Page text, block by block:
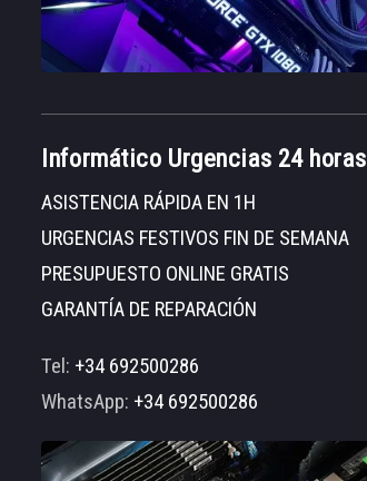
Informático Urgencias 24 horas
ASISTENCIA RÁPIDA EN 1H
URGENCIAS FESTIVOS FIN DE SEMANA
PRESUPUESTO ONLINE GRATIS
GARANTÍA DE REPARACIÓN
Tel: +34 692500286
WhatsApp: +34 692500286